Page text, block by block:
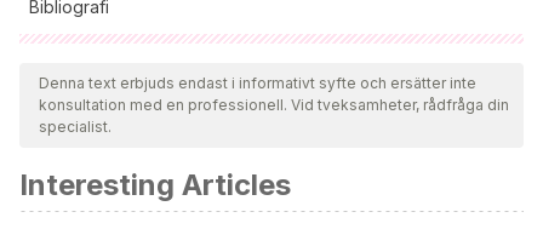
Bibliografi
Samtliga citerade källor har granskats noggrant av vårt team
för att säkerställa deras kvalitet, tillförlitlighet, aktualitet och
giltighet. Bibliografin för denna artikel ansågs vara tillförlitlig
Gobierno de Aragón – AEPed. Cuídame: guía para madres
y padres. [Internet] Disponible en:
Denna text erbjuds endast i informativt syfte och ersätter inte
konsultation med en professionell. Vid tveksamheter, rådfråga din
specialist.
Interesting Articles